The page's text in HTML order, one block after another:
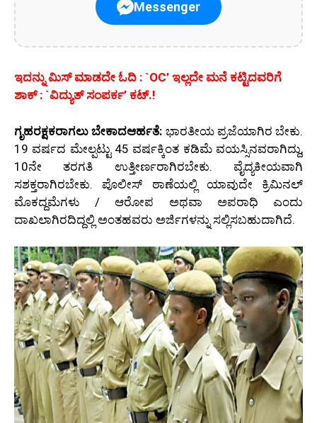
Messenger
ಇದನ್ನು ಮಿಸ್‌ ಮಾಡದೇ ಓದಿ : `OC’ ಇಲ್ಲದೇ ಮನೆ ಕಟ್ಟಿದವರಿಗೆ
ಶಾಕ್ : `ವಿದ್ಯುತ್ ಸಂಪರ್ಕ’ ಕಟ್.!
ಗೃಹರಕ್ಷಕರಾಗಲು ಬೇಕಾದಆರ್ಹತೆ: ಭಾರತೀಯ ಪ್ರಜೆಯಾಗಿರ ಬೇಕು.
19 ವರ್ಷದ ಮೇಲ್ಪಟ್ಟು 45 ವರ್ಷಕ್ಕಿಂತ ಕಡಿಮೆ ವಯಸ್ಸಿನವರಾಗಿದ್ದು,
10ನೇ ತರಗತಿ ಉತ್ತೀರ್ಣರಾಗಿರಬೇಕು. ವೈದ್ಯಕೀಯವಾಗಿ
ಸಶಕ್ತರಾಗಿರಬೇಕು. ಪೊಲೀಸ್ ಠಾಣೆಯಲ್ಲಿ ಯಾವುದೇ ಕ್ರಿಮಿನಲ್
ಮೊಕದ್ದಮೆಗಳು / ಆರೋಪ ಅಥವಾ ಅಪರಾಧಿ ಎಂದು
ದಾಖಲಾಗಿರದಿದ್ದಲ್ಲಿ ಅಂತಹವರು ಅರ್ಜಿಗಳನ್ನು ಸಲ್ಲಿಸಬಹುದಾಗಿದೆ.